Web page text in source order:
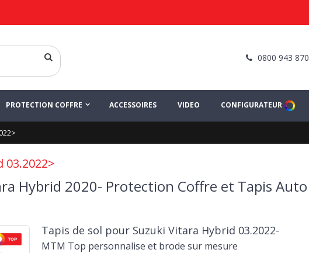
0800 943 870
PROTECTION COFFRE ACCESSOIRES VIDEO CONFIGURATEUR
Hybrid 2020- Protection Coffre et Tapis Auto
Tapis de sol pour Suzuki Vitara Hybrid 03.2022-
MTM Top personnalise et brode sur mesure